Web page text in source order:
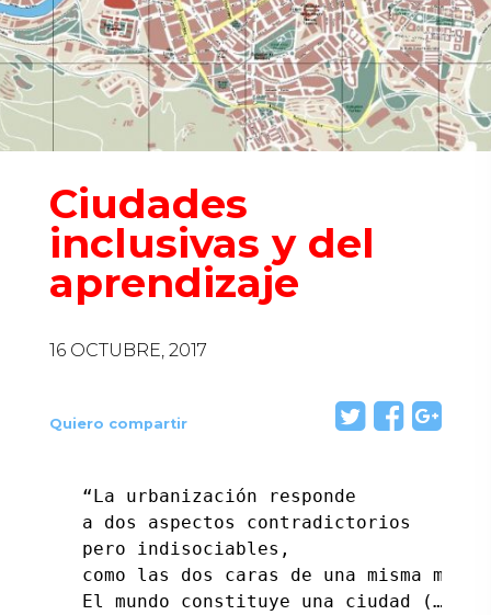
Ciudades
inclusivas y del
aprendizaje
16 OCTUBRE, 2017
Quiero compartir
“La urbanización responde
a dos aspectos contradictorios
pero indisociables,
como las dos caras de una misma
El mundo constituye una ciudad (…)